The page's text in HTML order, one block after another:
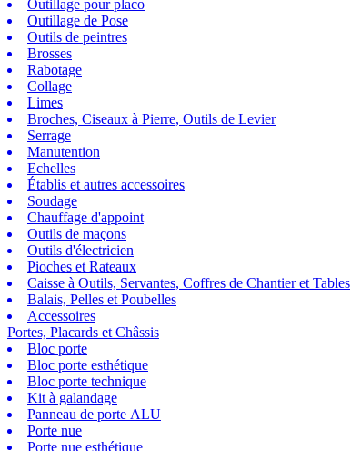
Outillage pour placo
Outillage de Pose
Outils de peintres
Brosses
Rabotage
Collage
Limes
Broches, Ciseaux à Pierre, Outils de Levier
Serrage
Manutention
Echelles
Établis et autres accessoires
Soudage
Chauffage d'appoint
Outils de maçons
Outils d'électricien
Pioches et Rateaux
Caisse à Outils, Servantes, Coffres de Chantier et Tables
Balais, Pelles et Poubelles
Accessoires
Portes, Placards et Châssis
Bloc porte
Bloc porte esthétique
Bloc porte technique
Kit à galandage
Panneau de porte ALU
Porte nue
Porte nue esthétique